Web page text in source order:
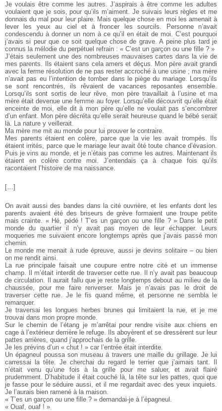
Je voulais être comme les autres. J’aspirais à être comme les adultes
voulaient que je sois, pour qu’ils m’aiment. Je suivais leurs règles et me
donnais du mal pour leur plaire. Mais quelque chose en moi les amenait à
lever les yeux au ciel et à froncer les sourcils. Personne n’avait
condescendu à donner un nom à ce qu’il en était de moi. C’est pourquoi
j’avais si peur que ce soit quelque chose de grave. A peine plus tard je
connus la mélodie du perpétuel refrain : « C’est un garçon ou une fille ? »
J’étais seulement une des nombreuses mauvaises cartes dans la vie de
mes parents. Ils étaient sans cela amers et déçus. Mon père avait grandi
avec la ferme résolution de ne pas rester accroché à une usine ; ma mère
n’avait pas eu l’intention de tomber dans le piège du mariage. Lorsqu’ils
se sont rencontrés, ils rêvaient de vacances reposantes ensemble.
Lorsqu’ils sont sortis de leur rêve, mon père travaillait à l’usine et ma
mère était devenue une femme au foyer. Lorsqu’elle découvrit qu’elle était
enceinte de moi, elle dit à mon père qu’elle ne voulait pas s’encombrer
d’un enfant. Mon père décréta qu’elle serait heureuse quand le bébé serait
là. La nature y veillerait.
Ma mère me mit au monde pour lui prouver le contraire.
Mes parents étaient en colère, parce que la vie les avait trompés. Ils
étaient irrités, parce que le mariage leur avait ôté toute chance d’évasion.
Puis je vins au monde, et je n’étais pas comme les autres. Maintenant ils
étaient en colère contre moi. J’entendais ça à chaque fois qu’ils
racontaient l’histoire de ma naissance.
[…]
On avait aussi des bandes dans la cité ouvrière, et les enfants dont les
parents avaient été des briseurs de grève formaient une troupe petite
mais crainte. « Hé, pédé ! T’es un garçon ou une fille ? » Dans le petit
monde du quartier il n’y avait pas moyen de leur échapper. Leurs
moqueries me suivaient encore longtemps après que j’avais passé mon
chemin.
Le monde me menait à rude épreuve, aussi je devins solitaire – ou bien
on me rendit ainsi.
La rue principale faisait une coupure entre notre cité et un immense
champ. Il m’était interdit de traverser cette rue. Il n’y avait pas beaucoup
de circulation. Il aurait fallu que je reste longtemps debout au milieu de la
chaussée, pour me faire renverser. Mais je n’avais pas le droit de
traverser cette rue. Je le fis quand même, et personne ne sembla le
remarquer.
Je traversai les longues herbes brunes qui limitaient la rue, et je me
trouvai dans mon propre monde.
Sur le chemin de l’étang je m’arrêtai pour rendre visite aux chiens en
cage à l’extérieur derrière le refuge. Ils aboyèrent et se dressèrent sur leur
pattes arrières, quand j’approchais de la grille.
Je les prévins d’un « chut ! » car l’entrée était interdite.
Un épagneul poussa son museau à travers une maille du grillage. Je lui
carressai la tête. Je cherchai du regard le terrier que j’aimais tant. Il
n’était venu qu’une fois à la grille pour me saluer, et avait flairé
prudemment. D’habitude il était couché là, la tête sur les pattes, quoi que
je fasse pour le séduire aussi, et il me regardait avec des yeux inquiets.
Je l’aurais bien ramené à la maison.
« T’es un garçon ou une fille ? » demandai-je à l’épagneul.
« Ouaf, ouaf ! »